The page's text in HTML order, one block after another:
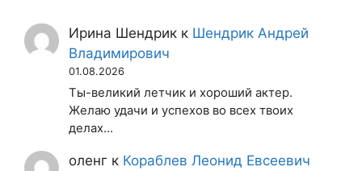
Ирина Шендрик к Шендрик Андрей
Владимирович
01.08.2026
Ты-великий летчик и хороший актер.
Желаю удачи и успехов во всех твоих
делах...
оленг к Кораблев Леонид Евсеевич